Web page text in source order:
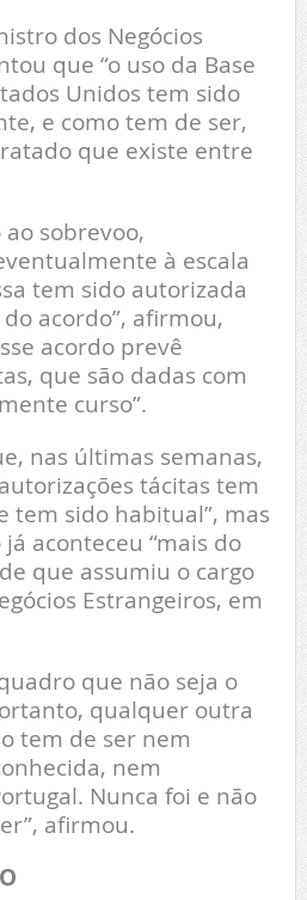
dos Negócios
que “o uso da Base
Unidos tem sido
e como tem de ser,
que existe entre
sobrevoo,
à escala
tem sido autorizada
acordo”, afirmou,
acordo prevê
que são dadas com
curso”.
nas últimas semanas,
tácitas tem
tem sido habitual”, mas
aconteceu “mais do
que assumiu o cargo
Estrangeiros, em
que não seja o
qualquer outra
tem de ser nem
nem
Nunca foi e não
afirmou.